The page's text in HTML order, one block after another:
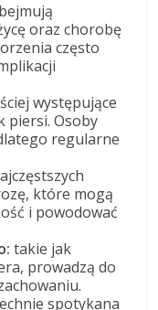
oraz chorobę
często
występujące
piersi. Osoby
regularne
które mogą
i powodować
takie jak
prowadzą do
spotykana